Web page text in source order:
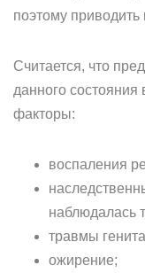
поэтому
Считается, что
данного состояния
факторы:
воспаления
наблюдалась
травмы
ожирение;